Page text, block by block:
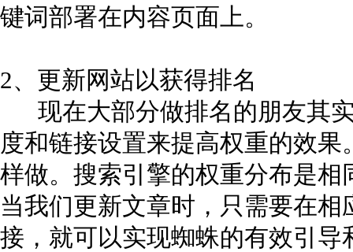
键词部署在内容页面上。
2、更新网站以获得排名
现在大部分做排名的朋友其
度和链接设置来提高权重的效
样做。搜索引擎的权重分布是
当我们更新文章时，只需要在
接，就可以实现蜘蛛的有效引导